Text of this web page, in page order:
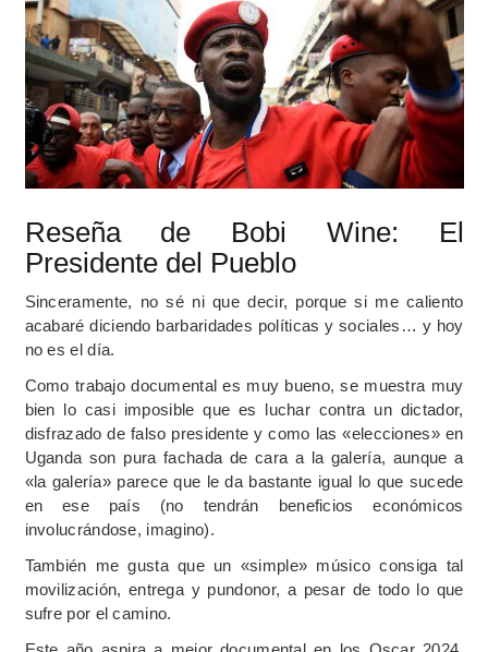
Reseña de Bobi Wine: El
Presidente del Pueblo
Sinceramente, no sé ni que decir, porque si me caliento
acabaré diciendo barbaridades políticas y sociales… y hoy
no es el día.
Como trabajo documental es muy bueno, se muestra muy
bien lo casi imposible que es luchar contra un dictador,
disfrazado de falso presidente y como las «elecciones» en
Uganda son pura fachada de cara a la galería, aunque a
«la galería» parece que le da bastante igual lo que sucede
en ese país (no tendrán beneficios económicos
involucrándose, imagino).
También me gusta que un «simple» músico consiga tal
movilización, entrega y pundonor, a pesar de todo lo que
sufre por el camino.